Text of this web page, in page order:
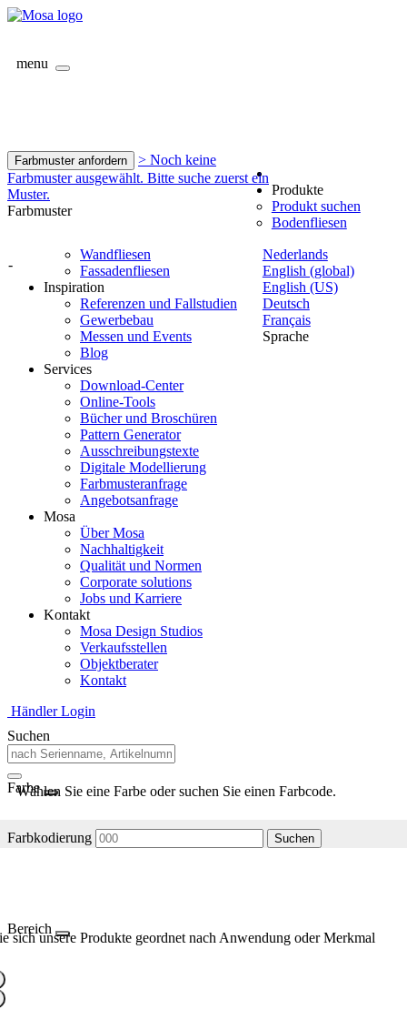
menu
Farbmuster anfordern
> Noch keine
Farbmuster ausgewählt. Bitte suche zuerst ein
Muster.
Farbmuster
-
Nederlands
English (global)
English (US)
Deutsch
Français
Sprache
Produkte
Produkt suchen
Bodenfliesen
Wandfliesen
Fassadenfliesen
Inspiration
Referenzen und Fallstudien
Gewerbebau
Messen und Events
Blog
Services
Download-Center
Online-Tools
Bücher und Broschüren
Pattern Generator
Ausschreibungstexte
Digitale Modellierung
Farbmusteranfrage
Angebotsanfrage
Mosa
Über Mosa
Nachhaltigkeit
Qualität und Normen
Corporate solutions
Jobs und Karriere
Kontakt
Mosa Design Studios
Verkaufsstellen
Objektberater
Kontakt
Händler Login
Suchen
Farbe
Wählen Sie eine Farbe oder suchen Sie einen Farbcode.
Farbkodierung Suchen
Bereich
sich unsere Produkte geordnet nach Anwendung oder Merkmal